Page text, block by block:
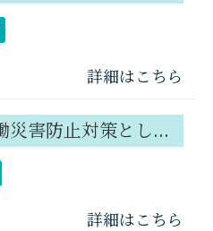
詳細はこちら
高年齢労働者の労働災害防止対策として エイジフレンドリー補助金を活用しませんか？
詳細はこちら